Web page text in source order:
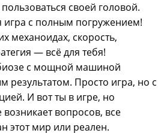
своей головой.
игра с полным погружением!
механоидах, скорость,
— всё для тебя!
с мощной машиной
результатом. Просто игра, но с
И вот ты в игре, но
вопросов, все
этот мир или реален.